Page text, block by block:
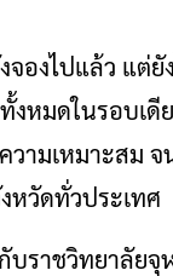
องไปแล้ว แต่
หมดในรอบเดี
วามเหมาะสม
หวัดทั่วประเทศ
บราชวิทยาลัย